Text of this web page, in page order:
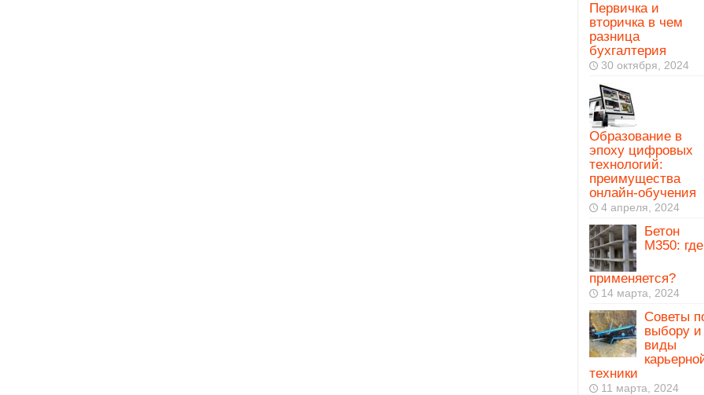
Первичка и
вторичка в чем
разница
бухгалтерия
30 октября, 2024
Образование в
эпоху цифровых
технологий:
преимущества
онлайн-обучения
4 апреля, 2024
Бетон
М350: где
применяется?
14 марта, 2024
Советы
выбору и
виды
техники
11 марта, 2024